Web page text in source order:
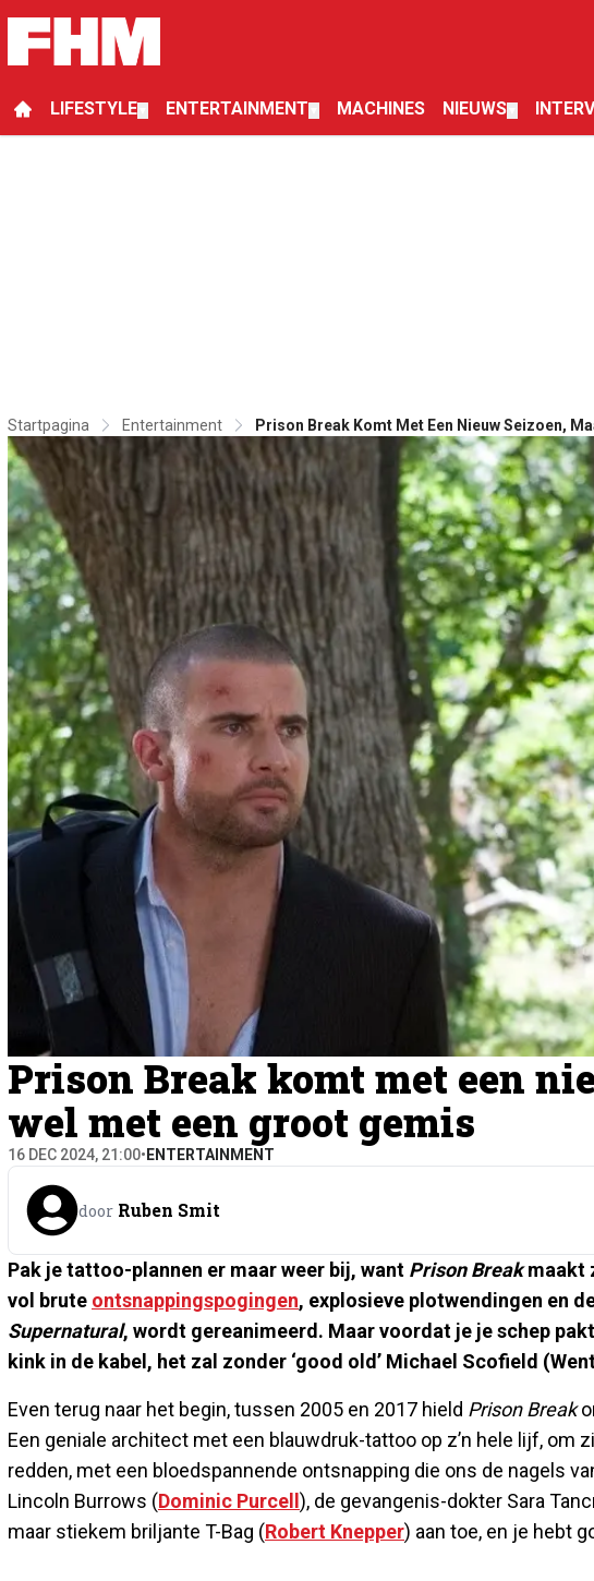
LIFESTYLE ENTERTAINMENT MACHINES NIEUWS
Startpagina Entertainment Prison Break Komt Met Een Nieuw Seizoen,
Prison Break komt met een
wel met een groot gemis
16 DEC 2024, 21:00•ENTERTAINMENT
door Ruben Smit
Pak je tattoo-plannen er maar weer bij, want Prison Breakmaakt
vol brute ontsnappingspogingen, explosieve plotwendingen en
Supernatural, wordt gereanimeerd. Maar voordat je je schep
kink in de kabel, het zal zonder ‘good old’ Michael Scofield
Even terug naar het begin, tussen 2005 en 2017 hield Prison Break
Een geniale architect met een blauwdruk-tattoo op z’n hele lijf,
redden, met een bloedspannende ontsnapping die ons de nagels
Lincoln Burrows (Dominic Purcell), de gevangenis-dokter Sara
maar stiekem briljante T-Bag (Robert Knepper) aan toe, en je hebt